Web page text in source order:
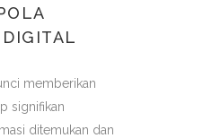
memberikan
signifikan
ditemukan dan